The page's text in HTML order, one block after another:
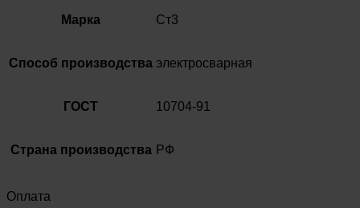
Марка Ст3
Способ производства электросварная
ГОСТ 10704-91
Страна производства РФ
Оплата